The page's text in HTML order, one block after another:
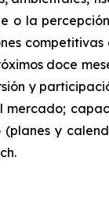
o la
competitivas
doce
y
mercado;
y